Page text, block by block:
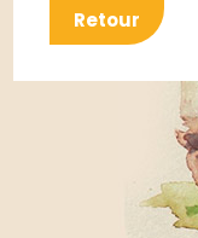
Retour